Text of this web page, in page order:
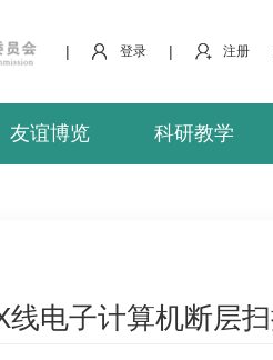
| 登录 | 注册
友谊博览 科研教学
电子计算机断层扫